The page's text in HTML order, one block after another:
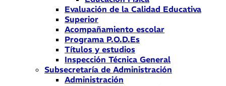
Evaluación de la Calidad Educativa
Superior
Acompañamiento escolar
Programa P.O.D.Es
Títulos y estudios
Inspección Técnica General
Subsecretaría de Administración
Administración